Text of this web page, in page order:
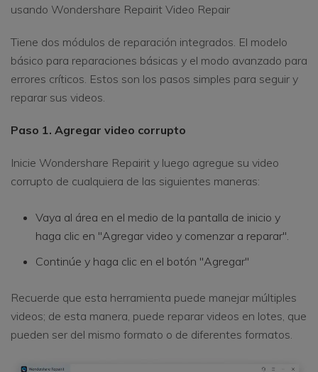
usando Wondershare Repairit Video Repair
Tiene dos módulos de reparación integrados. El modelo
básico para reparaciones básicas y el modo avanzado para
errores críticos. Estos son los pasos simples para seguir y
reparar sus videos.
Paso 1. Agregar video corrupto
Inicie Wondershare Repairit y luego agregue su video
corrupto de cualquiera de las siguientes maneras:
Vaya al área en el medio de la pantalla de inicio y
haga clic en "Agregar video y comenzar a reparar".
Continúe y haga clic en el botón "Agregar"
Recuerde que esta herramienta puede manejar múltiples
videos; de esta manera, puede reparar videos en lotes, que
pueden ser del mismo formato o de diferentes formatos.